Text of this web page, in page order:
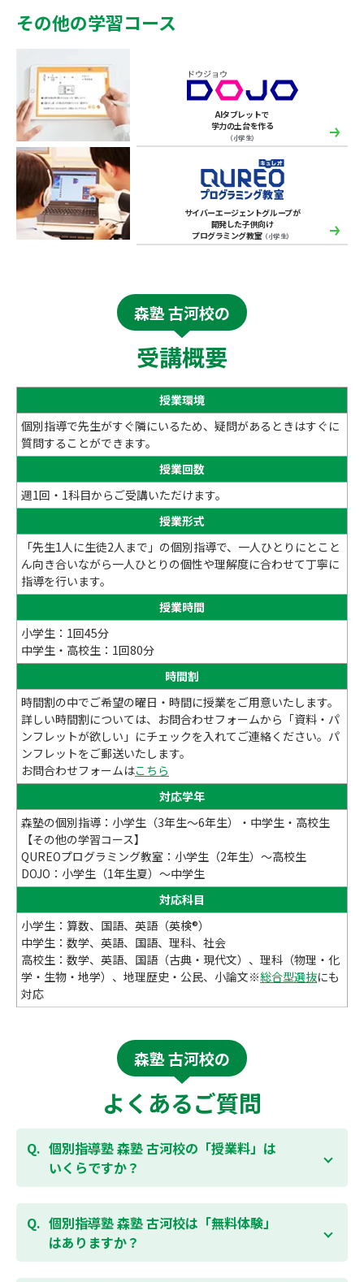
その他の学習コース
AIタブレットで
学力の土台を作る
（小学生）
サイバーエージェントグループが
開発した子供向け
プログラミング教室（小学生）
森塾 古河校の
受講概要
授業環境
個別指導で先生がすぐ隣にいるため、疑問があるときはすぐに
質問することができます。
授業回数
週1回・1科目からご受講いただけます。
授業形式
「先生1人に生徒2人まで」の個別指導で、一人ひとりにとこと
ん向き合いながら一人ひとりの個性や理解度に合わせて丁寧に
指導を行います。
授業時間
小学生：1回45分
中学生・高校生：1回80分
時間割
時間割の中でご希望の曜日・時間に授業をご用意いたします。
詳しい時間割については、お問合わせフォームから「資料・パ
ンフレットが欲しい」にチェックを入れてご連絡ください。パ
ンフレットをご郵送いたします。
お問合わせフォームはこちら
対応学年
森塾の個別指導：小学生（3年生～6年生）・中学生・高校生
【その他の学習コース】
QUREOプログラミング教室：小学生（2年生）～高校生
DOJO：小学生（1年生夏）～中学生
対応科目
小学生：算数、国語、英語（英検®）
中学生：数学、英語、国語、理科、社会
高校生：数学、英語、国語（古典・現代文）、理科（物理・化
学・生物・地学）、地理歴史・公民、小論文※総合型選抜にも
対応
森塾 古河校の
よくあるご質問
個別指導塾 森塾 古河校の「授業料」は
いくらですか？
お子様の学年やご状況、校舎によって変わりますの
で、以下より、お気軽にお問合わせください。個別指
導塾 森塾の授業料は
よりお問合わせく
ださい。自動返信メールで【すぐ】にご確認いただけ
個別指導塾 森塾 古河校は「無料体験」
はありますか？
通常期には最大1ヶ月の無料体験を受付しておりま